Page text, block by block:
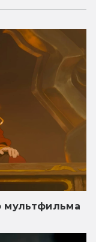
мультфильма